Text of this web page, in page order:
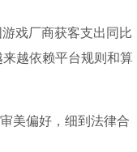
戏厂商获客支出同比
越依赖平台规则和算
美偏好，细到法律合